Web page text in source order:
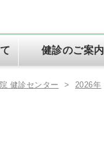
健診のご案内
）
健診センター > 2026年